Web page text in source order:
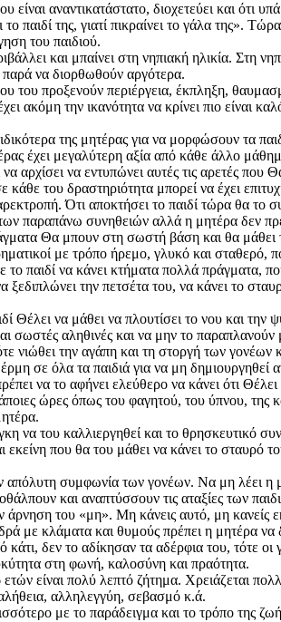
αναντικατάστατο, διοχετεύει και ότι
παιδί της, γιατί πικραίνει το γάλα της».
του παιδιού.
και μπαίνει στη νηπιακή ηλικία. Στη
να διορθωθούν αργότερα.
προξενούν περιέργεια, έκπληξη,
ακόμη την ικανότητα να κρίνει πιο είναι
της μητέρας για να μορφώσουν τα
έχει μεγαλύτερη αξία από κάθε άλλο
αρχίσει να εντυπώνει αυτές τις αρετές
του δραστηριότητα μπορεί να έχει
Ότι αποκτήσει το παιδί τώρα θα το
παραπάνω συνηθειών αλλά η μητέρα δεν
Θα μπουν στη σωστή βάση και θα μάθει
με τρόπο ήρεμο, γλυκό και
το παιδί να κάνει κτήματα πολλά
την πετσέτα του, να κάνει το
Θέλει να μάθει να πλουτίσει το νου και
σωστές αληθινές και να μην το
νιώθει την αγάπη και τη στοργή των
σε όλα τα παιδιά για να μη
να το αφήνει ελεύθερο να κάνει ότι
ώρες όπως του φαγητού, του ύπνου,
να του καλλιεργηθεί και το θρησκευτικό
που θα του μάθει να κάνει το σταυρό
απόλυτη συμφωνία των γονέων. Να μη λέει
και αναπτύσσουν τις αταξίες των
του «μη». Μη κάνεις αυτό, μη κανείς
με κλάματα και θυμούς πρέπει η μητέρα
κάτι, δεν το αδίκησαν τα αδέρφια του, τότε
στη φωνή, καλοσύνη και πραότητα.
είναι πολύ λεπτό ζήτημα. Χρειάζεται
αλληλεγγύη, σεβασμό κ.ά.
με το παράδειγμα και το τρόπο της